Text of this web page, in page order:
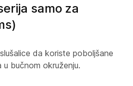
samo za
da koriste poboljšane
bučnom okruženju.